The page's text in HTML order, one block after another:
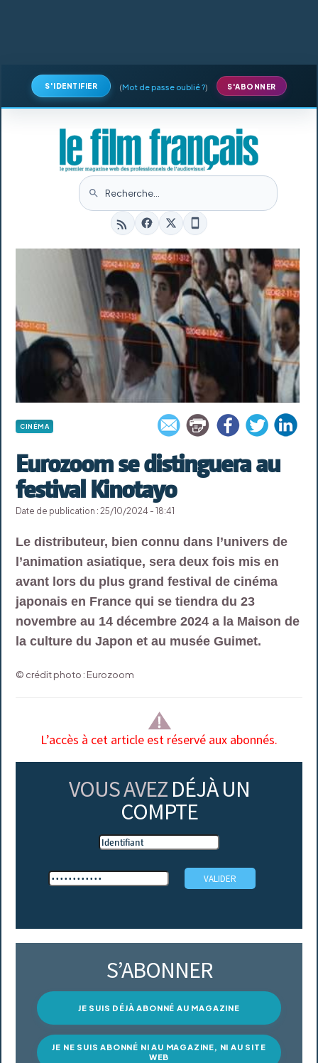
S'IDENTIFIER (Mot de passe oublié ?) S'ABONNER
CINÉMA
Eurozoom se distinguera au
festival Kinotayo
Date de publication : 25/10/2024 - 18:41
Le distributeur, bien connu dans l’univers de
l’animation asiatique, sera deux fois mis en
avant lors du plus grand festival de cinéma
japonais en France qui se tiendra du 23
novembre au 14 décembre 2024 a la Maison de
la culture du Japon et au musée Guimet.
© crédit photo : Eurozoom
L’accès à cet article est réservé aux abonnés.
VOUS AVEZ DÉJÀ UN
COMPTE
S’ABONNER
JE SUIS DÉJÀ ABONNÉ AU MAGAZINE
JE NE SUIS ABONNÉ NI AU MAGAZINE, NI AU SITE
WEB